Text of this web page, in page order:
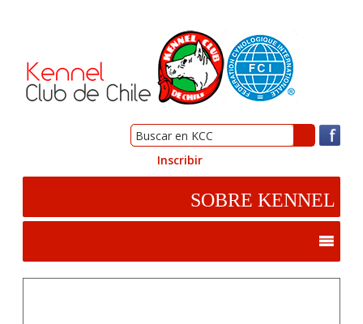
Inscribir